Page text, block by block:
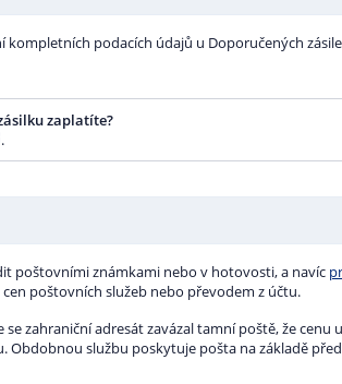
podacích údajů u Doporučených
zaplatíte?
.
poštovními známkami nebo v hotovosti, a navíc
poštovních služeb nebo převodem z účtu.
zahraniční adresát zavázal tamní poště, že cenu
Obdobnou službu poskytuje pošta na základě